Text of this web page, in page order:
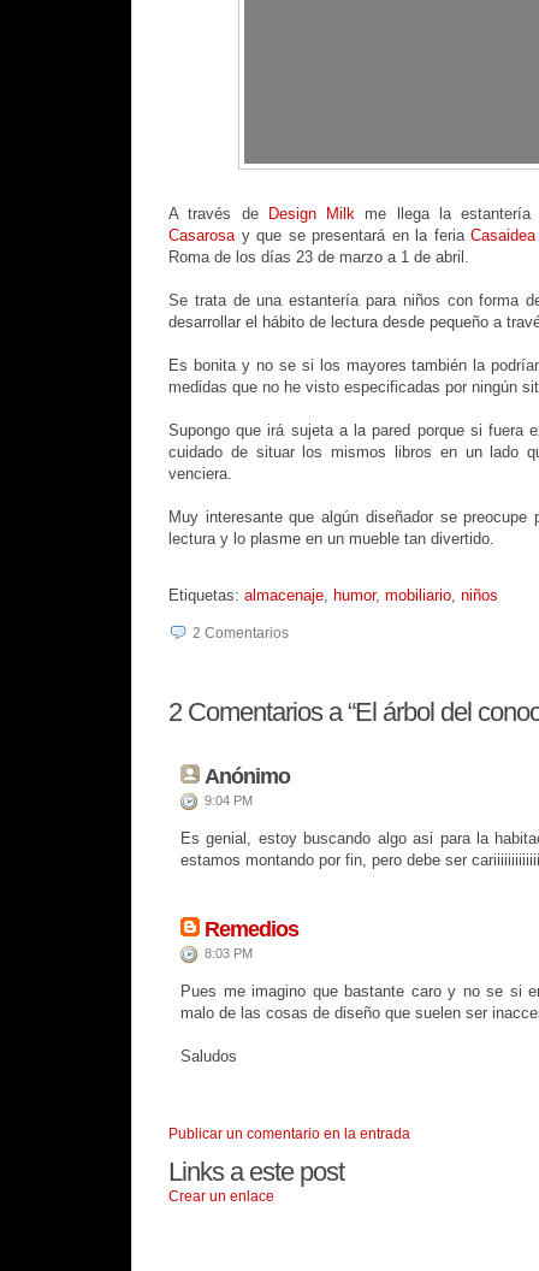
A través de Design Milk me llega la
Casarosay que se presentará en la feriaCasaidea
Roma de los días 23 de marzo a 1 de abril.
Se trata de una estantería para niños con forma
desarrollar el hábito de lectura desde pequeño a
Es bonita y no se si los mayores también la
medidas que no he visto especificadas por ningún
Supongo que irá sujeta a la pared porque si fuera
cuidado de situar los mismos libros en un lado
venciera.
Muy interesante que algún diseñador se
lectura y lo plasme en un mueble tan divertido.
Etiquetas: almacenaje humor, mobiliario niños
2 Comentarios
2 Comentarios a “El árbol del
Anónimo
9:04 PM
Es genial, estoy buscando algo asi para la
estamos montando por fin, pero debe ser
Remedios
8:03 PM
Pues me imagino que bastante caro y no se si
malo de las cosas de diseño que suelen ser
Saludos
Publicar un comentario en la entrada
Links a este post
Crear un enlace